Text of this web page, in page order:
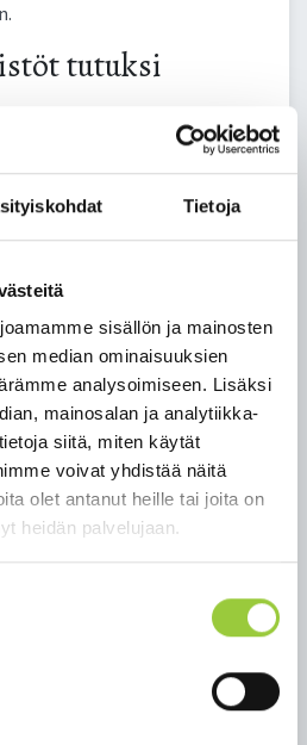
Tietoja
sisällön ja mainosten
median ominaisuuksien
analysoimiseen. Lisäksi
mainosalan ja analytiikka-
siitä, miten käytät
voivat yhdistää näitä
olet antanut heille tai joita on
heidän palvelujaan.
tutuksi
on luotu kaikille
keskuksen alueen
toimista kiinnostuneille.
vesistöihin, jossa
vesienhoitoaluetta,
sekä vesistöjen
ArcGIS Online -
viestiä jostakin
ongelmasta tai ilmiöstä
yhteydessä. Tarinakartan
julkaista karttoihin
lähestyttävässä
vahvuutena on, että
saa avattua
karttojen, kuvien ja
käyttää yläaste- ja